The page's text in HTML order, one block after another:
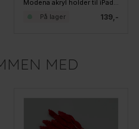
139,-
På lager
MED